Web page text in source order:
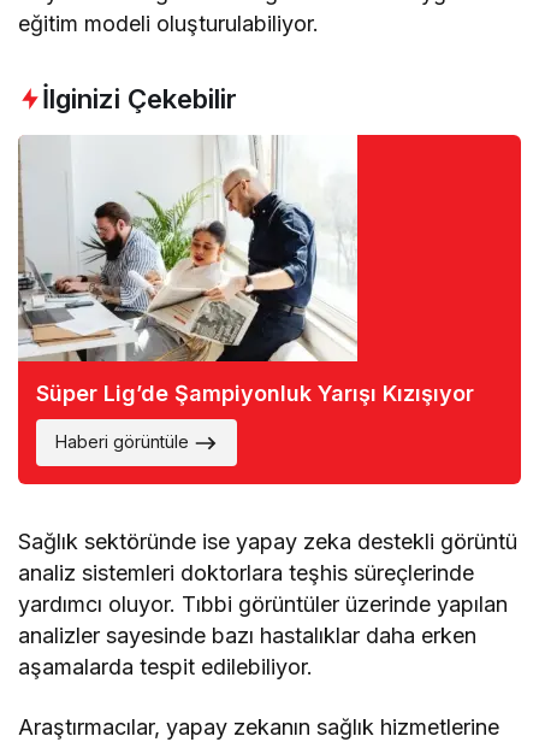
eğitim modeli oluşturulabiliyor.
İlginizi Çekebilir
Süper Lig’de Şampiyonluk Yarışı Kızışıyor
Haberi görüntüle
Sağlık sektöründe ise yapay zeka destekli görüntü
analiz sistemleri doktorlara teşhis süreçlerinde
yardımcı oluyor. Tıbbi görüntüler üzerinde yapılan
analizler sayesinde bazı hastalıklar daha erken
aşamalarda tespit edilebiliyor.
Araştırmacılar, yapay zekanın sağlık hizmetlerine